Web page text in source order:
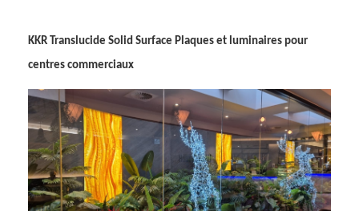
KKR Translucide Solid Surface Plaques et luminaires pour
centres commerciaux